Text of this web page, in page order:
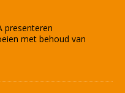
presenteren
met behoud van